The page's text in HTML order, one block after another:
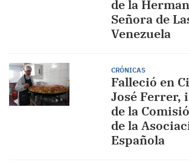
de la
Señora de
Venezuela
CRÓNICAS
Falleció en
José Ferrer,
de la
de la
Española